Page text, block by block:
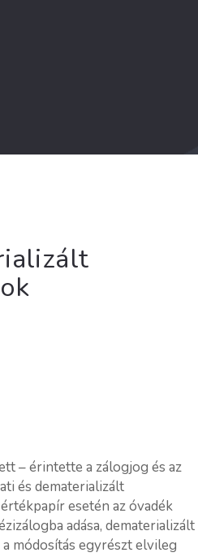
– érintette a zálogjog és az
és dematerializált
esetén az óvadék
adása, dematerializált
módosítás egyrészt elvileg